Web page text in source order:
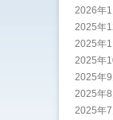
2026年1
2025年
2025年
2025年
2025年9
2025年8
2025年7